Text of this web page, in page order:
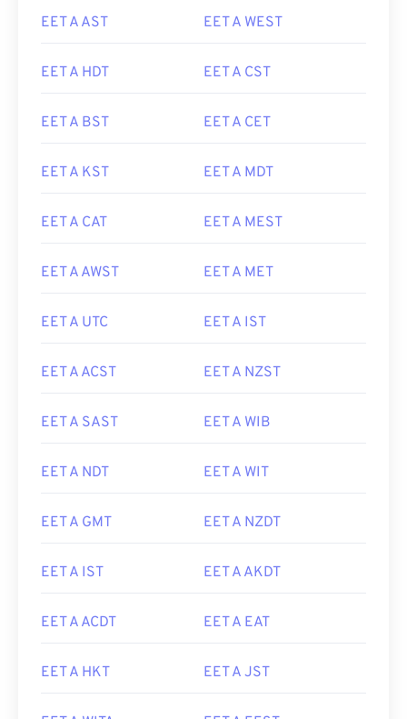
EET A AST EET A WEST
EET A HDT EET A CST
EET A BST EET A CET
EET A KST EET A MDT
EET A CAT EET A MEST
EET A AWST EET A MET
EET A UTC EET A IST
EET A ACST EET A NZST
EET A SAST EET A WIB
EET A NDT EET A WIT
EET A GMT EET A NZDT
EET A IST EET A AKDT
EET A ACDT EET A EAT
EET A HKT EET A JST